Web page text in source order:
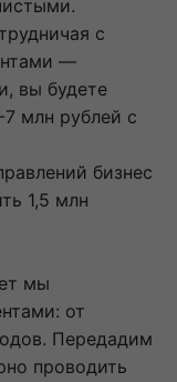
с
—
вы будете
млн рублей с
бизнес
1,5 млн
мы
от
Передадим
проводить